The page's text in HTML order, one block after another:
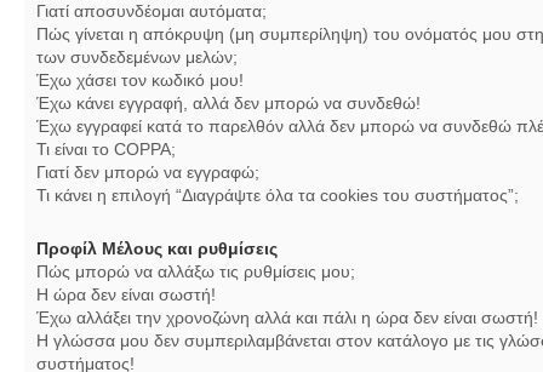
Γιατί αποσυνδέομαι αυτόματα;
Πώς γίνεται η απόκρυψη (μη συμπερίληψη) του ονόματός μου στη
των συνδεδεμένων μελών;
Έχω χάσει τον κωδικό μου!
Έχω κάνει εγγραφή, αλλά δεν μπορώ να συνδεθώ!
Έχω εγγραφεί κατά το παρελθόν αλλά δεν μπορώ να συνδεθώ
Τι είναι το COPPA;
Γιατί δεν μπορώ να εγγραφώ;
Τι κάνει η επιλογή “Διαγράψτε όλα τα cookies του συστήματος”;
Προφίλ Μέλους και ρυθμίσεις
Πώς μπορώ να αλλάξω τις ρυθμίσεις μου;
Η ώρα δεν είναι σωστή!
Έχω αλλάξει την χρονοζώνη αλλά και πάλι η ώρα δεν είναι σωστή!
Η γλώσσα μου δεν συμπεριλαμβάνεται στον κατάλογο με τις
συστήματος!